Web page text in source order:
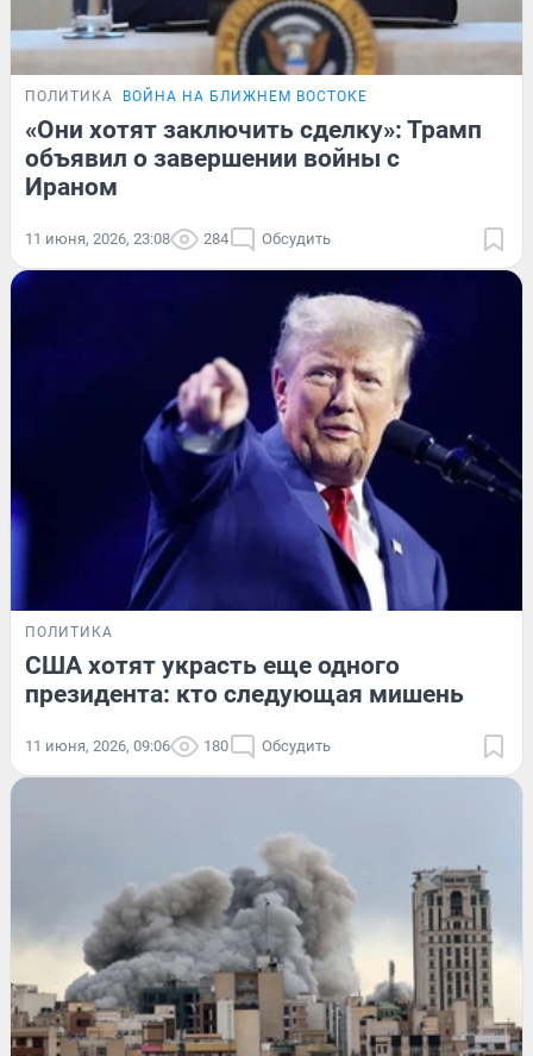
ПОЛИТИКА ВОЙНА НА БЛИЖНЕМ ВОСТОКЕ
«Они хотят заключить сделку»: Трамп
объявил о завершении войны с
Ираном
11 июня, 2026, 23:08 284 Обсудить
ПОЛИТИКА
США хотят украсть еще одного
президента: кто следующая мишень
11 июня, 2026, 09:06 180 Обсудить